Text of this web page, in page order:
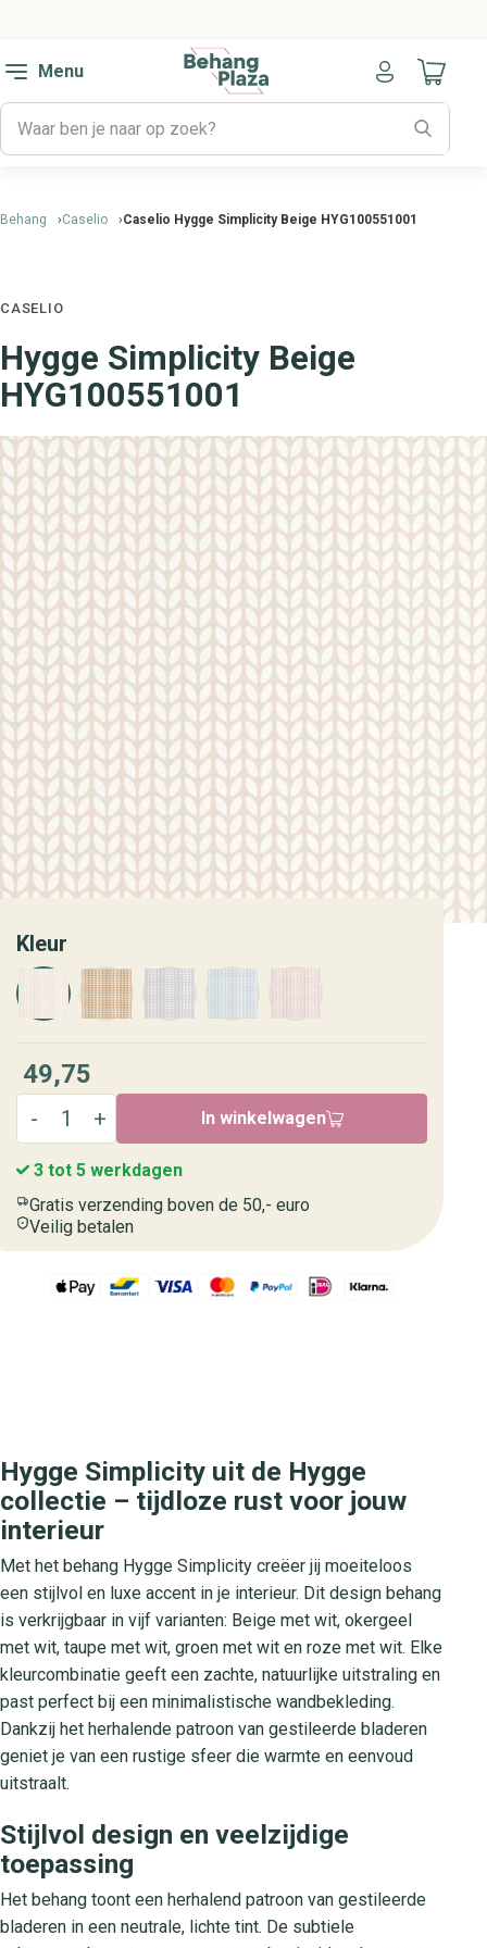
Menu
Naar
Behang Caselio Caselio Hygge Simplicity Beige HYG100551001
CASELIO
Hygge Simplicity Beige
HYG100551001
Kleur
49,75
In winkelwagen
3 tot 5 werkdagen
Gratis verzending boven de 50,- euro
Veilig betalen
Hygge Simplicity uit de Hygge
collectie – tijdloze rust voor jouw
interieur
Met het behang Hygge Simplicity creëer jij moeiteloos
een stijlvol en luxe accent in je interieur. Dit design behang
is verkrijgbaar in vijf varianten: Beige met wit, okergeel
met wit, taupe met wit, groen met wit en roze met wit. Elke
kleurcombinatie geeft een zachte, natuurlijke uitstraling en
past perfect bij een minimalistische wandbekleding.
Dankzij het herhalende patroon van gestileerde bladeren
geniet je van een rustige sfeer die warmte en eenvoud
uitstraalt.
Stijlvol design en veelzijdige
toepassing
Het behang toont een herhalend patroon van gestileerde
bladeren in een neutrale, lichte tint. De subtiele